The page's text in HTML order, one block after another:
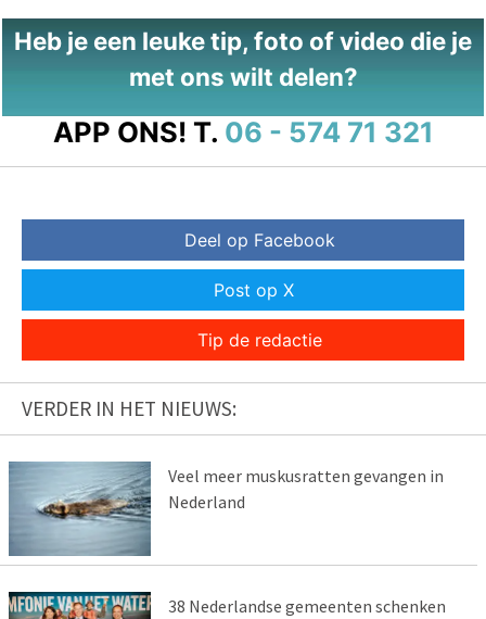
Heb je een leuke tip, foto of video die je
met ons wilt delen?
APP ONS! T. 06 - 574 71 321
Deel op Facebook
Post op X
Tip de redactie
VERDER IN HET NIEUWS:
Veel meer muskusratten gevangen in
Nederland
38 Nederlandse gemeenten schenken